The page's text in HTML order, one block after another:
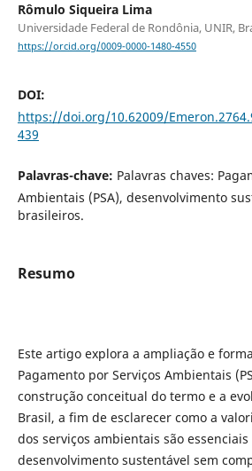
Rômulo Siqueira Lima
Universidade Federal de Rondônia, UNIR,
https://orcid.org/0009-0000-1480-4550
DOI:
https://doi.org/10.62009/
439
Palavras-chave: Palavras chaves:
Ambientais (PSA), desenvolvimento
brasileiros.
Resumo
Este artigo explora a ampliação e
Pagamento por Serviços Ambientais
construção conceitual do termo e a
Brasil, a fim de esclarecer como a
dos serviços ambientais são
desenvolvimento sustentável sem